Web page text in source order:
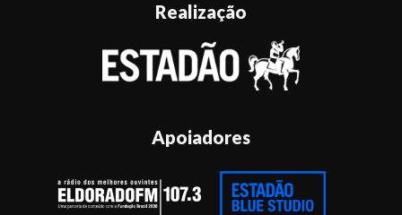
Realização
Apoiadores